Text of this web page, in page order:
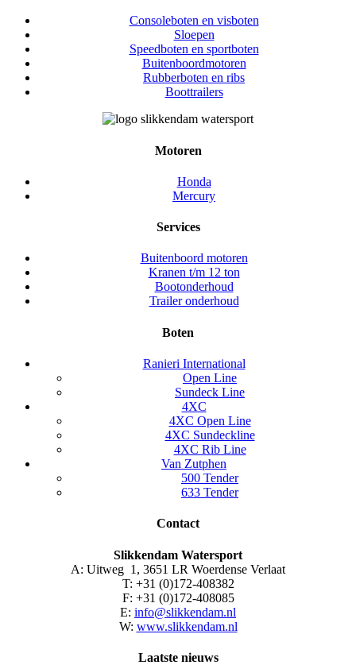
Consoleboten en visboten
Sloepen
Speedboten en sportboten
Buitenboordmotoren
Rubberboten en ribs
Boottrailers
Motoren
Honda
Mercury
Services
Buitenboord motoren
Kranen t/m 12 ton
Bootonderhoud
Trailer onderhoud
Boten
Ranieri International
Open Line
Sundeck Line
4XC
4XC Open Line
4XC Sundeckline
4XC Rib Line
Van Zutphen
500 Tender
633 Tender
Contact
Slikkendam Watersport
A: Uitweg 1, 3651 LR Woerdense Verlaat
T: +31 (0)172-408382
F: +31 (0)172-408085
E: info@slikkendam.nl
W: www.slikkendam.nl
Laatste nieuws